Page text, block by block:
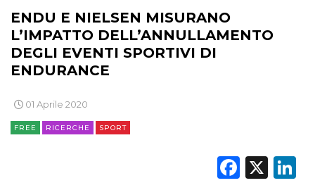
DATI
RICERCHE
NORMATIVE
ENDU E NIELSEN MISURANO
L’IMPATTO DELL’ANNULLAMENTO
DEGLI EVENTI SPORTIVI DI
ENDURANCE
01 Aprile 2020
FREE RICERCHE SPORT
X